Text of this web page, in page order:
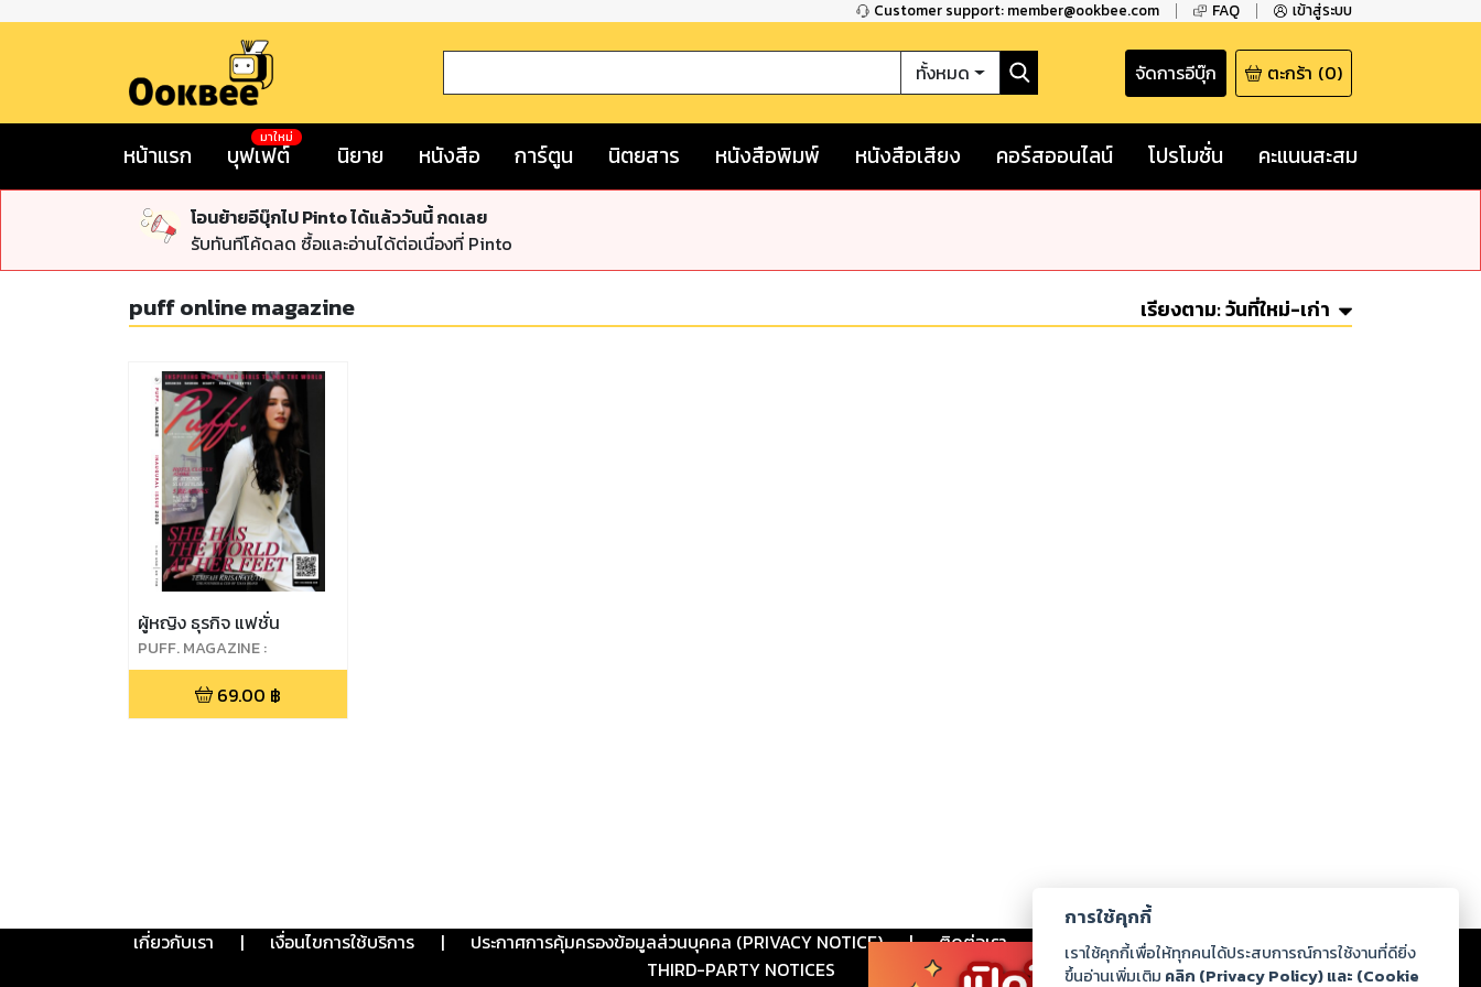
Customer support: member@ookbee.com FAQ เข้าสู่ระบบ
ทั้งหมด จัดการอีบุ๊ก ตะกร้า (0)
หน้าแรก บุฟเฟต์
มาใหม่
นิยาย หนังสือ การ์ตูน นิตยสาร หนังสือพิมพ์ หนังสือเสียง คอร์สออนไลน์ โปรโมชั่น คะแนนสะสม
โอนย้ายอีบุ๊กไป Pinto ได้แล้ววันนี้ กดเลย
รับทันทีโค้ดลด ซื้อและอ่านได้ต่อเนื่องที่ Pinto
puff online magazine เรียงตาม:วันที่ใหม่-เก่า
ผู้หญิง ธุรกิจ แฟชั่น
PUFF. MAGAZINE :
INAUGURAL ISSUE : MARCH
69.00 ฿
เกี่ยวกับเรา | เงื่อนไขการใช้บริการ | ประกาศการคุ้มครองข้อมูลส่วนบุคคล (PRIVACY NOTICE) | ติดต่อเรา ร่วมงานกับเรา ดาวน์โหลด
THIRD-PARTY NOTICES
การใช้คุกกี้
เราใช้คุกกี้เพื่อให้ทุกคนได้ประสบการณ์การใช้งานที่ดียิ่ง
ขึ้นอ่านเพิ่มเติม คลิก (Privacy Policy) และ (Cookie